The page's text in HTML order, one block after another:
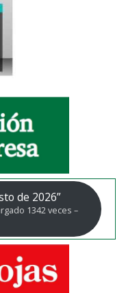
de 2026”
1342 veces –